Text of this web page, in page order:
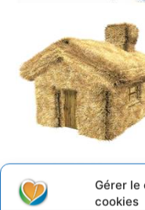
Gérer le
cookies